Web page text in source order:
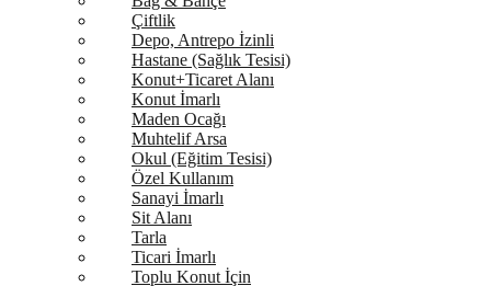
Çiftlik
Depo, Antrepo İzinli
Hastane (Sağlık Tesisi)
Konut+Ticaret Alanı
Konut İmarlı
Maden Ocağı
Muhtelif Arsa
Okul (Eğitim Tesisi)
Özel Kullanım
Sanayi İmarlı
Sit Alanı
Tarla
Ticari İmarlı
Toplu Konut İçin